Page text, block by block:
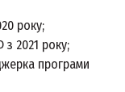
року;
з 2021 року;
програми